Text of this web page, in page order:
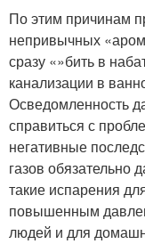
По этим причинам
непривычных
сразу «»бить в
канализации в
Осведомленность
справиться с
негативные
газов обязательно
такие испарения
повышенным
людей и для